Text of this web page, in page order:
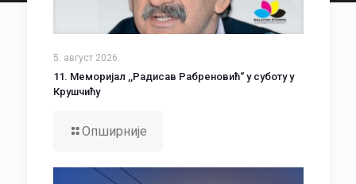
5. август 2026.
11. Меморијал ,,Радисав Рабреновић“ у суботу у
Крушчићу
Опширније